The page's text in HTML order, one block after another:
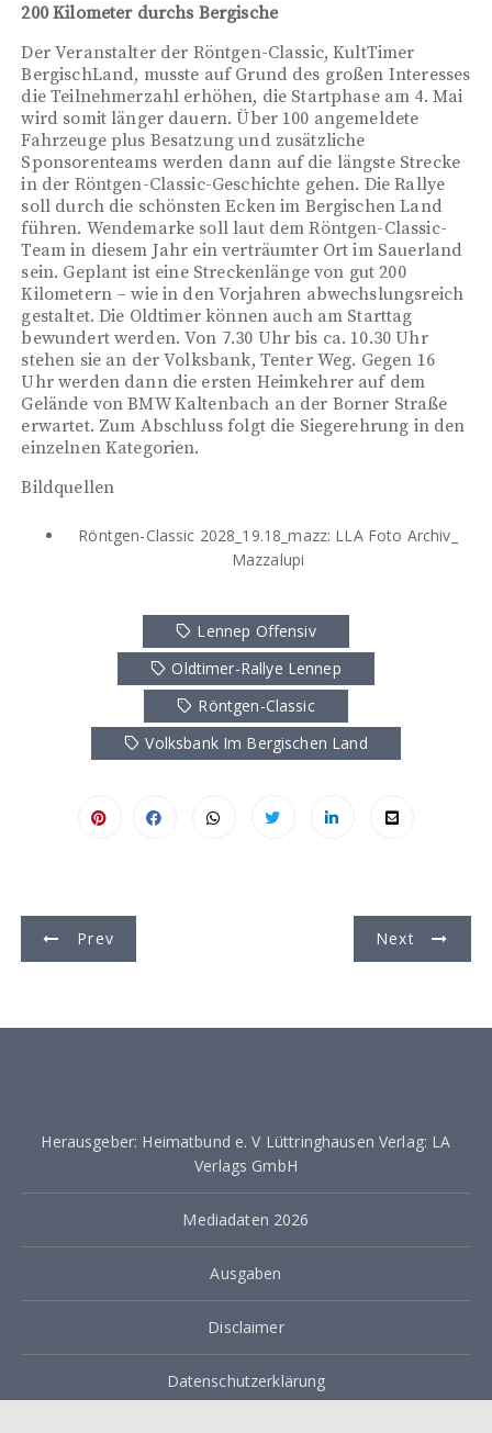
200 Kilometer durchs Bergische
Der Veranstalter der Röntgen-Classic, KultTimer
BergischLand, musste auf Grund des großen Interesses
die Teilnehmerzahl erhöhen, die Startphase am 4. Mai
wird somit länger dauern. Über 100 angemeldete
Fahrzeuge plus Besatzung und zusätzliche
Sponsorenteams werden dann auf die längste Strecke
in der Röntgen-Classic-Geschichte gehen. Die Rallye
soll durch die schönsten Ecken im Bergischen Land
führen. Wendemarke soll laut dem Röntgen-Classic-
Team in diesem Jahr ein verträumter Ort im Sauerland
sein. Geplant ist eine Streckenlänge von gut 200
Kilometern – wie in den Vorjahren abwechslungsreich
gestaltet. Die Oldtimer können auch am Starttag
bewundert werden. Von 7.30 Uhr bis ca. 10.30 Uhr
stehen sie an der Volksbank, Tenter Weg. Gegen 16
Uhr werden dann die ersten Heimkehrer auf dem
Gelände von BMW Kaltenbach an der Borner Straße
erwartet. Zum Abschluss folgt die Siegerehrung in den
einzelnen Kategorien.
Bildquellen
Röntgen-Classic 2028_19.18_mazz: LLA Foto Archiv_
Mazzalupi
Lennep Offensiv
Oldtimer-Rallye Lennep
Röntgen-Classic
Volksbank Im Bergischen Land
e
s
v
i
Prev Next
Herausgeber: Heimatbund e. V Lüttringhausen Verlag: LA
Verlags GmbH
Mediadaten 2026
Ausgaben
Disclaimer
Datenschutzerklärung